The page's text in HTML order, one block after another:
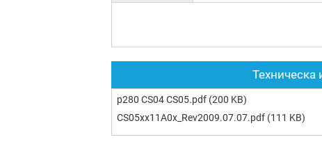
p280 CS04 CS05.pdf (200 KB)
CS05xx11A0x_Rev2009.07.07.pdf (111 KB)